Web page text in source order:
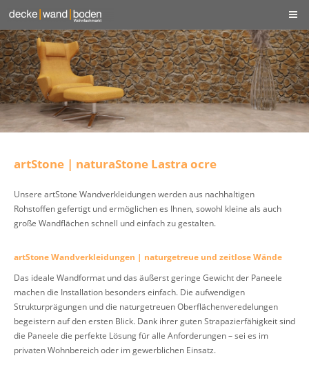
artStone | naturaStone Lastra ocre
Unsere artStone Wandverkleidungen werden aus nachhaltigen
Rohstoffen gefertigt und ermöglichen es Ihnen, sowohl kleine als auch
große Wandflächen schnell und einfach zu gestalten.
artStone Wandverkleidungen | naturgetreue und zeitlose Wände
Das ideale Wandformat und das äußerst geringe Gewicht der Paneele
machen die Installation besonders einfach. Die aufwendigen
Strukturprägungen und die naturgetreuen Oberflächenveredelungen
begeistern auf den ersten Blick. Dank ihrer guten Strapazierfähigkeit sind
die Paneele die perfekte Lösung für alle Anforderungen – sei es im
privaten Wohnbereich oder im gewerblichen Einsatz.